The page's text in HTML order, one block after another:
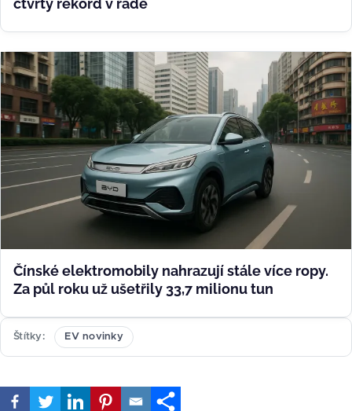
čtvrtý rekord v řadě
Čínské elektromobily nahrazují stále více ropy.
Za půl roku už ušetřily 33,7 milionu tun
Štítky EV novinky